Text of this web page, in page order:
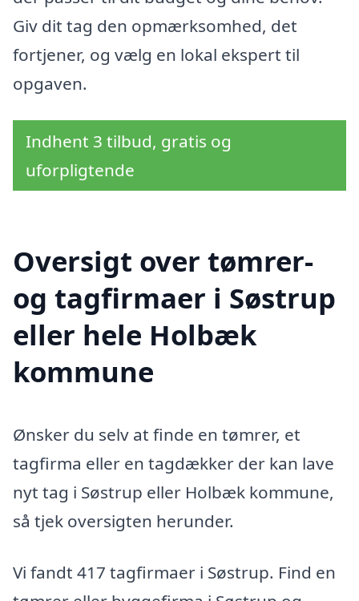
Giv dit tag den opmærksomhed, det
fortjener, og vælg en lokal ekspert til
opgaven.
Indhent 3 tilbud, gratis og
uforpligtende
Oversigt over tømrer-
og tagfirmaer i Søstrup
eller hele Holbæk
kommune
Ønsker du selv at finde en tømrer, et
tagfirma eller en tagdækker der kan lave
nyt tag i Søstrup eller Holbæk kommune,
så tjek oversigten herunder.
Vi fandt 417 tagfirmaer i Søstrup. Find en